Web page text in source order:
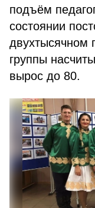
подъём
состоянии
двухтысячном
группы
вырос до 80.